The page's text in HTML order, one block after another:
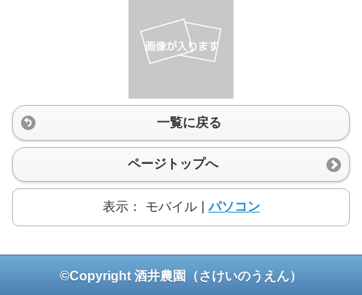
一覧に戻る
ページトップへ
表示： モバイル パソコン
©Copyright 酒井農園（さけいのうえん）